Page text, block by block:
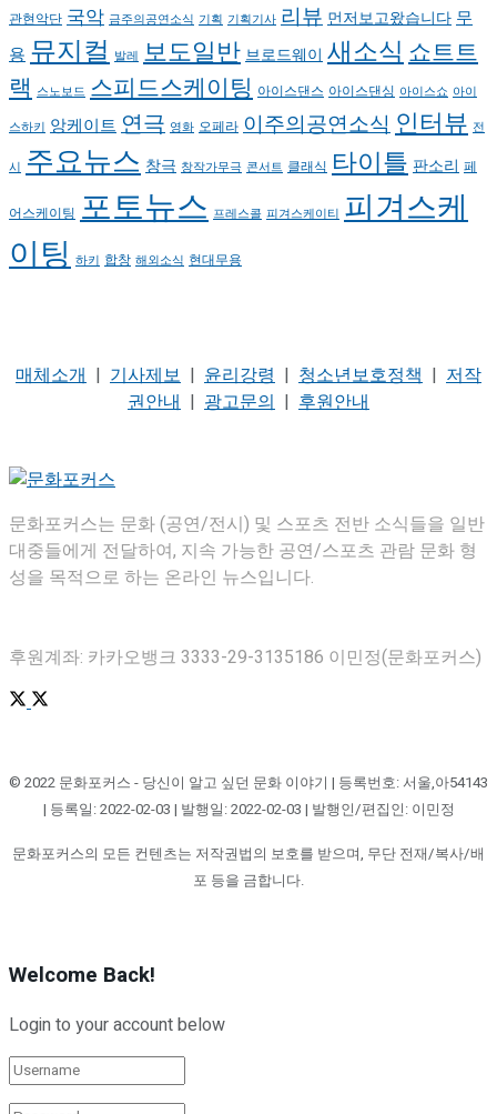
관현악단 국악 금주의공연소식 기획 기획기사 리뷰 먼저보고왔습니다 무
용 뮤지컬 발레 보도일반 브로드웨이 새소식쇼트트
랙 스노보드 스피드스케이팅 아이스댄스 아이스댄싱 아이스쇼 아이
스하키 앙케이트 연극 영화 오페라 이주의공연소식 인터뷰 전
시 주요뉴스 창극 창작가무극 콘서트 클래식 타이틀 판소리 페
어스케이팅 포토뉴스 프레스콜 피겨스케이티 피겨스케
이팅 하키 합창 해외소식 현대무용
매체소개 | 기사제보 | 윤리강령 | 청소년보호정책 | 저작
권안내 | 광고문의 | 후원안내
문화포커스는 문화 (공연/전시) 및 스포츠 전반 소식들을 일반
대중들에게 전달하여, 지속 가능한 공연/스포츠 관람 문화 형
성을 목적으로 하는 온라인 뉴스입니다.
후원계좌: 카카오뱅크 3333-29-3135186 이민정(문화포커스)
© 2022 문화포커스 - 당신이 알고 싶던 문화 이야기 | 등록번호: 서울,아54143
| 등록일: 2022-02-03 | 발행일: 2022-02-03 | 발행인/편집인: 이민정
문화포커스의 모든 컨텐츠는 저작권법의 보호를 받으며, 무단 전재/복사/배
포 등을 금합니다.
Welcome Back!
Login to your account below